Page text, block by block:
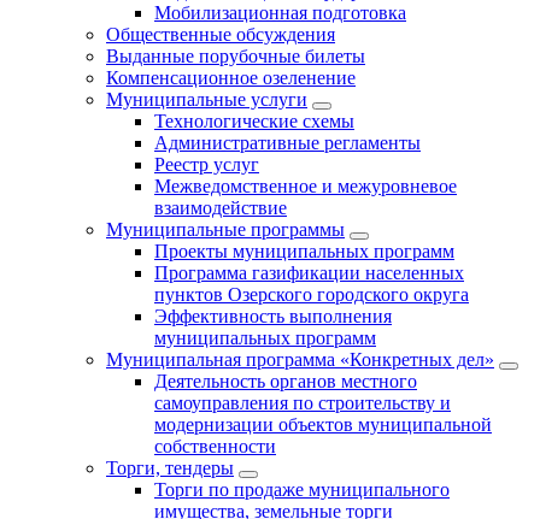
Мобилизационная подготовка
Общественные обсуждения
Выданные порубочные билеты
Компенсационное озеленение
Муниципальные услуги
Технологические схемы
Административные регламенты
Реестр услуг
Межведомственное и межуровневое
взаимодействие
Муниципальные программы
Проекты муниципальных программ
Программа газификации населенных
пунктов Озерского городского округа
Эффективность выполнения
муниципальных программ
Муниципальная программа «Конкретных дел»
Деятельность органов местного
самоуправления по строительству и
модернизации объектов муниципальной
собственности
Торги, тендеры
Торги по продаже муниципального
имущества, земельные торги